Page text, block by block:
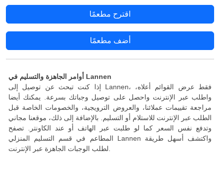
اقترح مطعمًا
أضف مطعمًا
أوامر الجاهزة والتسليم في Lannen
إذا كنت تبحث عن توصيل إلى Lannen، فقط عرض القوائم أعلاه،
واطلب عبر الإنترنت واحصل على توصيل وجباتك بسرعة. يمكنك أيضا
مراجعة تقييمات عملائنا، والعروض الترويجية، والخصومات الخاصة قبل
الطلب عبر الإنترنت للاستلام أو التسليم. بالإضافة إلى ذلك، موقعنا مجاني
وتدفع نفس السعر كما لو طلبت عبر الهاتف أو عند الكاونتر. تصفح
المطاعم في قسم التسليم المنزلي Lannen واكتشف أسهل طريقة